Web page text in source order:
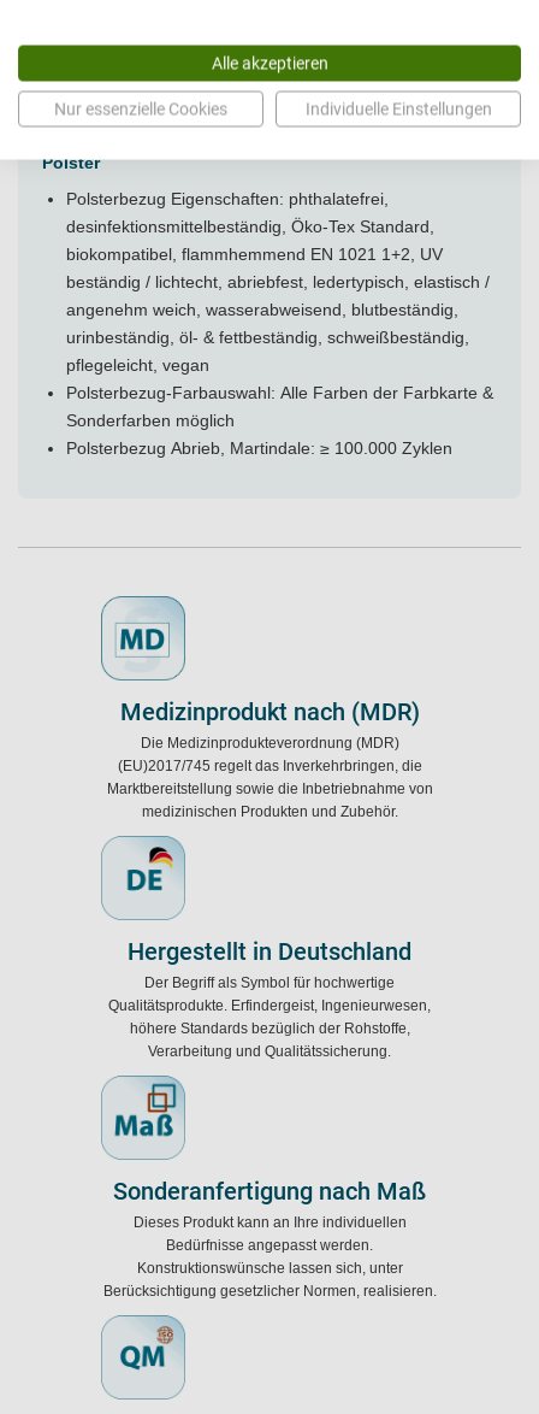
statischer Last geprüft
Modell: B-1000, BR-2000
Versandart: Paket
Polster
Polsterbezug Eigenschaften: phthalatefrei,
desinfektionsmittelbeständig, Öko-Tex Standard,
biokompatibel, flammhemmend EN 1021 1+2, UV
beständig / lichtecht, abriebfest, ledertypisch, elastisch /
angenehm weich, wasserabweisend, blutbeständig,
urinbeständig, öl- & fettbeständig, schweißbeständig,
pflegeleicht, vegan
Polsterbezug-Farbauswahl: Alle Farben der Farbkarte &
Sonderfarben möglich
Polsterbezug Abrieb, Martindale: ≥ 100.000 Zyklen
Medizinprodukt nach (MDR)
Die Medizinprodukteverordnung (MDR)
(EU)2017/745 regelt das Inverkehrbringen, die
Marktbereitstellung sowie die Inbetriebnahme von
medizinischen Produkten und Zubehör.
Hergestellt in Deutschland
Der Begriff als Symbol für hochwertige
Qualitätsprodukte. Erfindergeist, Ingenieurwesen,
höhere Standards bezüglich der Rohstoffe,
Verarbeitung und Qualitätssicherung.
Sonderanfertigung nach Maß
Dieses Produkt kann an Ihre individuellen
Bedürfnisse angepasst werden.
Konstruktionswünsche lassen sich, unter
Berücksichtigung gesetzlicher Normen, realisieren.
Alle akzeptieren
Nur essenzielle Cookies Individuelle Einstellungen